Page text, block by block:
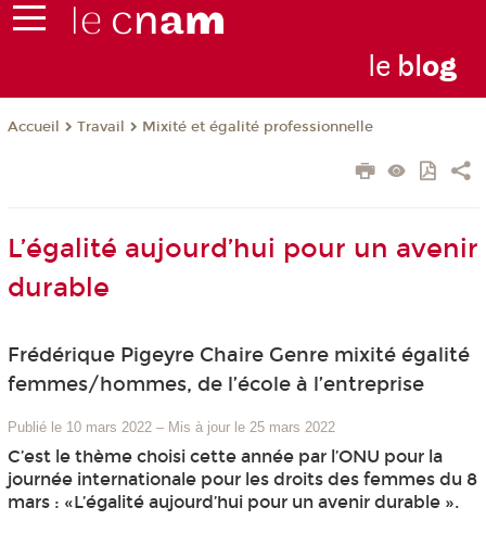
le blog
Accueil Travail Mixité et égalité professionnelle
L’égalité aujourd’hui pour un avenir
durable
Frédérique Pigeyre Chaire Genre mixité égalité
femmes/hommes, de l’école à l’entreprise
Publié le 10 mars 2022 – Mis à jour le 25 mars 2022
C’est le thème choisi cette année par l’ONU pour la
journée internationale pour les droits des femmes du 8
mars : «L’égalité aujourd’hui pour un avenir durable ».